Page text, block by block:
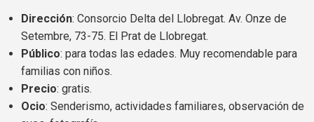
Dirección: Consorcio Delta del Llobregat. Av. Onze de
Setembre, 73-75. El Prat de Llobregat.
Público: para todas las edades. Muy recomendable para
familias con niños.
Precio: gratis.
Ocio: Senderismo, actividades familiares, observación de